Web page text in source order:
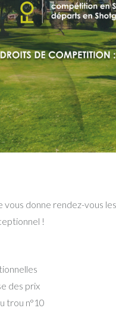
vous donne rendez-vous
!
des prix
trou n°10